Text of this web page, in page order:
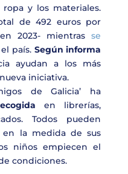
y los materiales.
de 492 euros por
2023- mientrasse
país. Según informa
ayudan a los más
iniciativa.
de Galicia’ ha
en librerías,
Todos pueden
en la medida de sus
niños empiecen el
condiciones.